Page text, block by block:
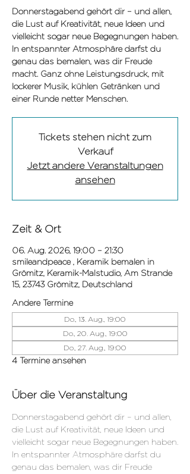
Donnerstagabend gehört dir – und allen,
die Lust auf Kreativität, neue Ideen und
vielleicht sogar neue Begegnungen haben.
In entspannter Atmosphäre darfst du
genau das bemalen, was dir Freude
macht. Ganz ohne Leistungsdruck, mit
lockerer Musik, kühlen Getränken und
einer Runde netter Menschen.
Tickets stehen nicht zum
Verkauf
Jetzt andere Veranstaltungen
ansehen
Zeit & Ort
06. Aug. 2026, 19:00 – 21:30
smileandpeace , Keramik bemalen in
Grömitz, Keramik-Malstudio, Am Strande
15, 23743 Grömitz, Deutschland
Andere Termine
Do., 13. Aug., 19:00
Do., 20. Aug., 19:00
Do., 27. Aug., 19:00
4 Termine ansehen
Über die Veranstaltung
Donnerstagabend gehört dir – und allen,
die Lust auf Kreativität, neue Ideen und
vielleicht sogar neue Begegnungen haben.
In entspannter Atmosphäre darfst du
genau das bemalen, was dir Freude